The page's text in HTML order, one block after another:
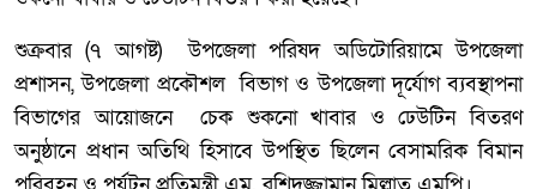
শুক্রবার (৭ আগষ্ট) উপজেলা পরিষদ অডিটোরিয়ামে উপজেলা
প্রশাসন, উপজেলা প্রকৌশল বিভাগ ও উপজেলা দূর্যোগ ব্যবস্থাপনা
বিভাগের আয়োজনে চেক শুকনো খাবার ও ঢেউটিন বিতরণ
অনুষ্ঠানে প্রধান অতিথি হিসাবে উপস্থিত ছিলেন বেসামরিক বিমান